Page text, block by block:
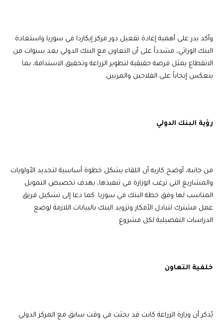
وأكد بدر على أهمية إعادة تفعيل دور مركز إيكاردا في سوريا واستعادة
البنك الوراثي، مشدداً على أن التعاون مع البنك الدولي بعد سنوات من
الانقطاع يمثل فرصة حقيقية لتطوير الزراعة وتحقيق الاستدامة، بما
ينعكس إيجاباً على الفلاحين والمربين.
رؤية البنك الدولي
من جانبه، أوضح كاريه أن اللقاء يشكل خطوة أساسية لتحديد الأولويات
والمشاريع التي ترغب الوزارة في تنفيذها، بهدف تخصيص التمويل
المناسب لها وفق خطة البنك في سوريا. كما دعا إلى تشكيل فريق
عمل مشترك لتبادل الأفكار وتزويد البنك بالبيانات اللازمة لوضع
الدراسات التفصيلية لكل مشروع.
خلفية التعاون
يُذكر أن وزارة الزراعة كانت قد بحثت في وقت سابق مع المركز الدولي